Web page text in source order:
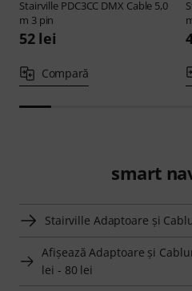
Stairville PDC3CC DMX Cable 5,0
m 3 pin
52 lei
Compară
smart
Stairville Adaptoare şi
Afişează Adaptoare şi
lei - 80 lei